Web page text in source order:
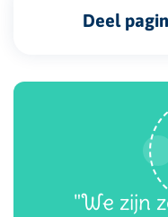
Deel
"We zijn